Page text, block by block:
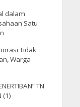
dalam
Satu
Tidak
Warga
TN
(1)